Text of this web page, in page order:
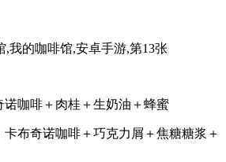
咖啡＋肉桂＋生奶油＋蜂蜜
布奇诺咖啡＋巧克力屑＋焦糖糖浆＋